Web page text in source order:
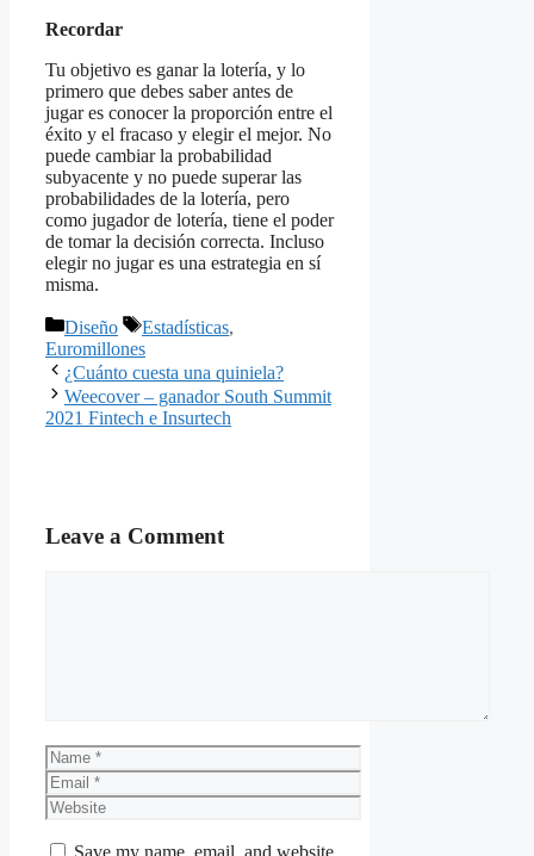
Recordar
Tu objetivo es ganar la lotería, y lo
primero que debes saber antes de
jugar es conocer la proporción entre el
éxito y el fracaso y elegir el mejor. No
puede cambiar la probabilidad
subyacente y no puede superar las
probabilidades de la lotería, pero
como jugador de lotería, tiene el poder
de tomar la decisión correcta. Incluso
elegir no jugar es una estrategia en sí
misma.
Categories
Diseño Tags
Estadísticas,
Euromillones
¿Cuánto cuesta una quiniela?
Weecover – ganador South Summit
2021 Fintech e Insurtech
Leave a Comment
Name
Email
Website